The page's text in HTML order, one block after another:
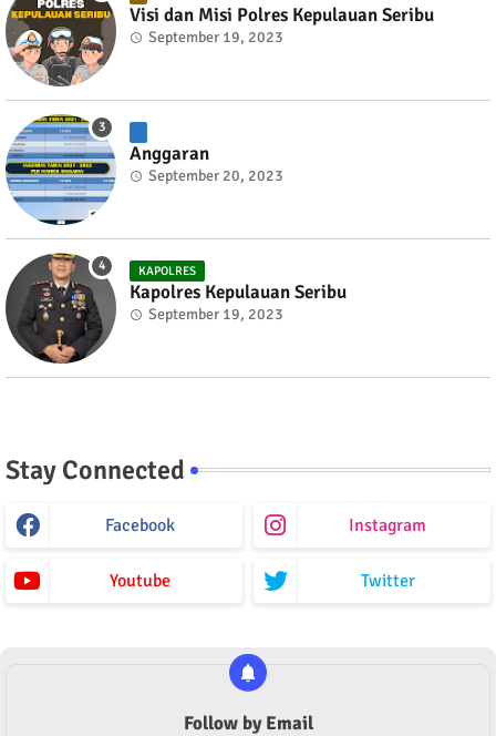
Visi dan Misi Polres Kepulauan Seribu
September 19, 2023
Anggaran
September 20, 2023
KAPOLRES
Kapolres Kepulauan Seribu
September 19, 2023
Stay Connected
Facebook Instagram
Youtube Twitter
Follow by Email